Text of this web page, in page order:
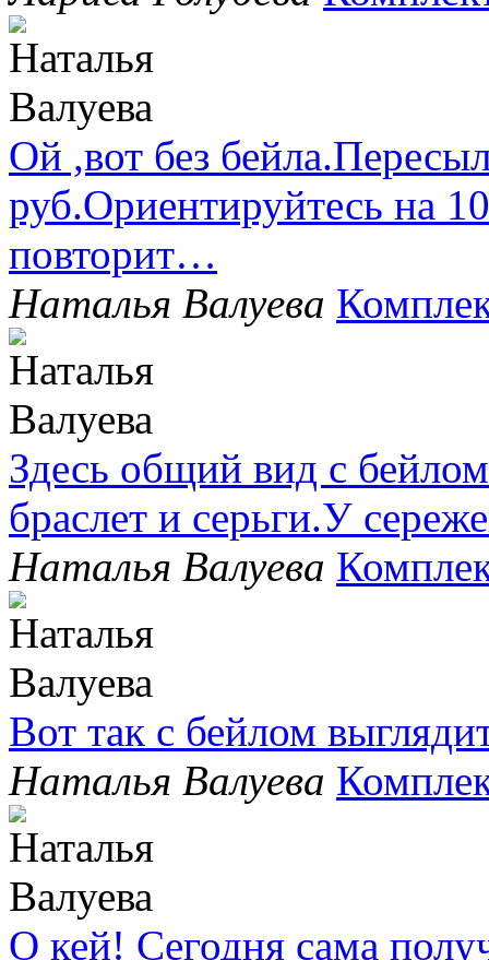
Ой ,вот без
руб.Ориентируйтесь на
повторит…
Наталья Валуева
Здесь общий вид с
браслет и серьги.У
Наталья Валуева
Вот так с бейлом
Наталья Валуева
О кей! Сегодня сама